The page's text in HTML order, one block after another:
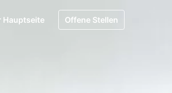
Hauptseite Offene Stellen